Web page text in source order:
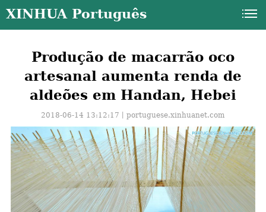
XINHUA Português
Produção de macarrão oco
artesanal aumenta renda de
aldeões em Handan, Hebei
2018-06-14 13:12:17丨portuguese.xinhuanet.com